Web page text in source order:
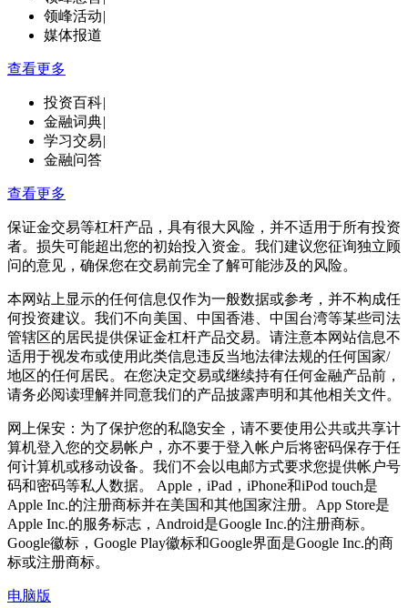
领峰活动|
媒体报道
查看更多
投资百科|
金融词典|
学习交易|
金融问答
查看更多
保证金交易等杠杆产品，具有很大风险，并不适用于所有投资
者。损失可能超出您的初始投入资金。我们建议您征询独立顾
问的意见，确保您在交易前完全了解可能涉及的风险。
本网站上显示的任何信息仅作为一般数据或参考，并不构成任
何投资建议。我们不向美国、中国香港、中国台湾等某些司法
管辖区的居民提供保证金杠杆产品交易。请注意本网站信息不
适用于视发布或使用此类信息违反当地法律法规的任何国家/
地区的任何居民。在您决定交易或继续持有任何金融产品前，
请务必阅读理解并同意我们的产品披露声明和其他相关文件。
网上保安：为了保护您的私隐安全，请不要使用公共或共享计
算机登入您的交易帐户，亦不要于登入帐户后将密码保存于任
何计算机或移动设备。我们不会以电邮方式要求您提供帐户号
码和密码等私人数据。 Apple，iPad，iPhone和iPod touch是
Apple Inc.的注册商标并在美国和其他国家注册。App Store是
Apple Inc.的服务标志，Android是Google Inc.的注册商标。
Google徽标，Google Play徽标和Google界面是Google Inc.的商
标或注册商标。
电脑版